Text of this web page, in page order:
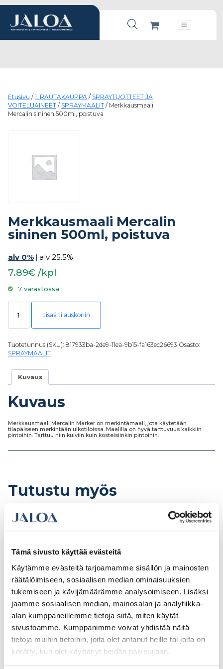
Tämä sivusto käyttää evästeitä
Käytämme evästeitä tarjoamamme sisällön ja mainosten
räätälöimiseen, sosiaalisen median ominaisuuksien
tukemiseen ja kävijämäärämme analysoimiseen. Lisäksi
jaamme sosiaalisen median, mainosalan ja analytiikka-
alan kumppaneillemme tietoja siitä, miten käytät
sivustoamme. Kumppanimme voivat yhdistää näitä
tietoja muihin tietoihin, joita olet antanut heille tai joita on
kerätty, kun olet käyttänyt heidän palvelujaan.
Products search
Päävalikko
Etusivu / 1. RAUTAKAUPPA/ SPRAYTUOTTEET JA
VOITELUAINEET/ SPRAYMAALIT/ Merkkausmaali
Mercalin sininen 500ml, poistuva
Merkkausmaali Mercalin
sininen 500ml, poistuva
alv 0% | alv 25.5%
7.89€ /kpl
7 varastossa
Merkkausmaali Mercalin sininen 500ml, poistuva määrä
Lisää tilauskoriin
Tuotetunnus (SKU): 817933ba-2de9-11ea-9b15-fa163ec26693 Osasto:
SPRAYMAALIT
Kuvaus
Kuvaus
Merkkausmaali Mercalin Marker on merkintämaali, jota käytetään
tilapäiseen merkintään ulkotiloissa. Maalilla on hyvä tarttuvuus kaikkiin
pintoihin. Tarttuu niin kuiviin kuin kosteisiinkin pintoihin.
Tutustu myös
CRC Galvacolor
RAL9010 valkoinen
500ml Spraymaali
Merkkausmaali CRC
Marker Paint punainen
500ml